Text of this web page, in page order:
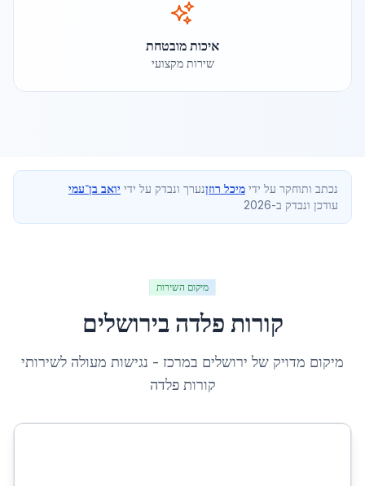
איכות מובטחת
שירות מקצועי
נכתב ותוחקר על ידי מיכל רוזןנערך ונבדק על ידי יואב בן־עמי
עודכן ונבדק ב-2026
מיקום השירות
קורות פלדה בירושלים
מיקום מדויק של ירושלים במרכז - נגישות מעולה לשירותי
קורות פלדה